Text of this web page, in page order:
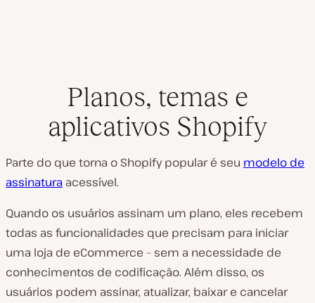
Planos, temas e
aplicativos Shopify
Parte do que torna o Shopify popular é seu modelo de
assinatura acessível.
Quando os usuários assinam um plano, eles recebem
todas as funcionalidades que precisam para iniciar
uma loja de eCommerce – sem a necessidade de
conhecimentos de codificação. Além disso, os
usuários podem assinar, atualizar, baixar e cancelar